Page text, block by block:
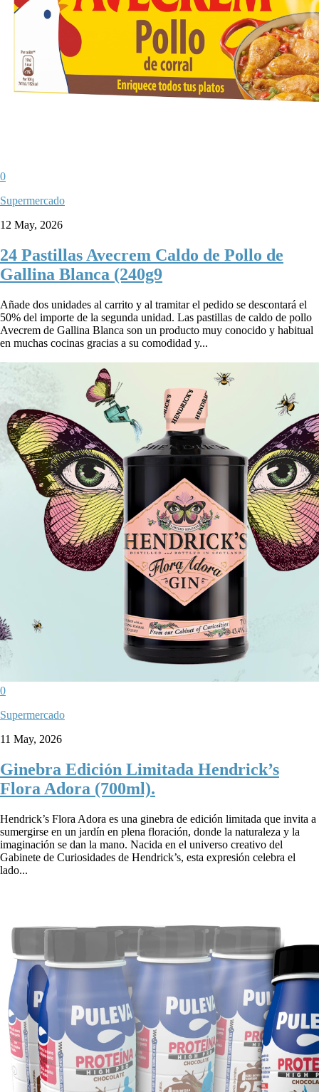
0
Supermercado
12 May, 2026
24 Pastillas Avecrem Caldo de Pollo de
Gallina Blanca (240g9
Añade dos unidades al carrito y al tramitar el pedido se descontará el
50% del importe de la segunda unidad. Las pastillas de caldo de pollo
Avecrem de Gallina Blanca son un producto muy conocido y habitual
en muchas cocinas gracias a su comodidad y...
0
Supermercado
11 May, 2026
Ginebra Edición Limitada Hendrick’s
Flora Adora (700ml).
Hendrick’s Flora Adora es una ginebra de edición limitada que invita a
sumergirse en un jardín en plena floración, donde la naturaleza y la
imaginación se dan la mano. Nacida en el universo creativo del
Gabinete de Curiosidades de Hendrick’s, esta expresión celebra el
lado...